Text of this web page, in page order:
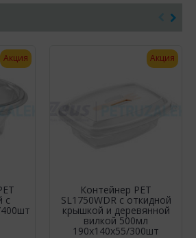
Акция
с
Акция
Контейнер РЕТ
SL1750WDR c откидной
крышкой и деревянной
вилкой 500мл
190х140х55/300шт